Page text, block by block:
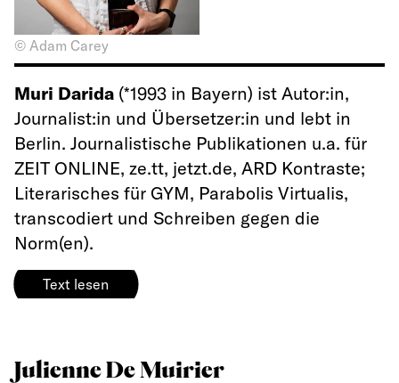
© Adam Carey
Muri Darida (*1993 in Bayern) ist Autor:in,
Journalist:in und Übersetzer:in und lebt in
Berlin. Journalistische Publikationen u.a. für
ZEIT ONLINE, ze.tt, jetzt.de, ARD Kontraste;
Literarisches für GYM, Parabolis Virtualis,
transcodiert und Schreiben gegen die
Norm(en).
Text lesen
Julienne De Muirier